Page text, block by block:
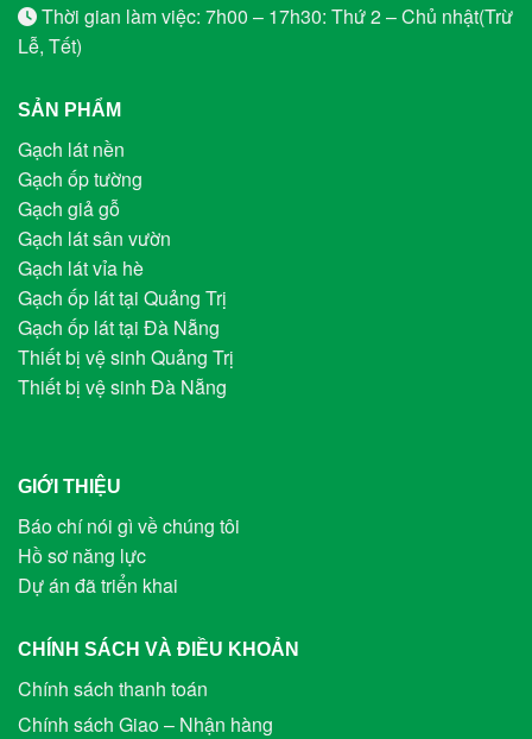
Thời gian làm việc: 7h00 – 17h30: Thứ 2 – Chủ nhật(Trừ
Lễ, Tết)
SẢN PHẨM
Gạch lát nền
Gạch ốp tường
Gạch giả gỗ
Gạch lát sân vườn
Gạch lát vỉa hè
Gạch ốp lát tại Quảng Trị
Gạch ốp lát tại Đà Nẵng
Thiết bị vệ sinh Quảng Trị
Thiết bị vệ sinh Đà Nẵng
GIỚI THIỆU
Báo chí nói gì về chúng tôi
Hồ sơ năng lực
Dự án đã triển khai
CHÍNH SÁCH VÀ ĐIỀU KHOẢN
Chính sách thanh toán
Chính sách Giao – Nhận hàng